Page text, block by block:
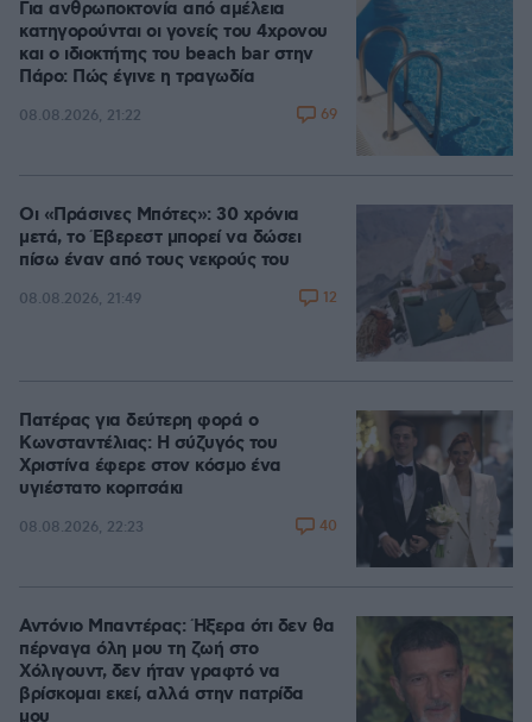
Για ανθρωποκτονία από αμέλεια
κατηγορούνται οι γονείς του 4χρονου
και ο ιδιοκτήτης του beach bar στην
Πάρο: Πώς έγινε η τραγωδία
08.08.2026, 21:22 69
Οι «Πράσινες Μπότες»: 30 χρόνια
μετά, το Έβερεστ μπορεί να δώσει
πίσω έναν από τους νεκρούς του
08.08.2026, 21:49 12
Πατέρας για δεύτερη φορά ο
Κωνσταντέλιας: Η σύζυγός του
Χριστίνα έφερε στον κόσμο ένα
υγιέστατο κοριτσάκι
08.08.2026, 22:23 40
Αντόνιο Μπαντέρας: Ήξερα ότι δεν θα
πέρναγα όλη μου τη ζωή στο
Χόλιγουντ, δεν ήταν γραφτό να
βρίσκομαι εκεί, αλλά στην πατρίδα
μου